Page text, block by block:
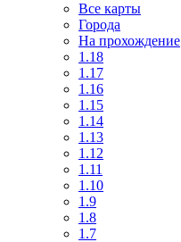
Все карты
Города
На прохождение
1.18
1.17
1.16
1.15
1.14
1.13
1.12
1.11
1.10
1.9
1.8
1.7